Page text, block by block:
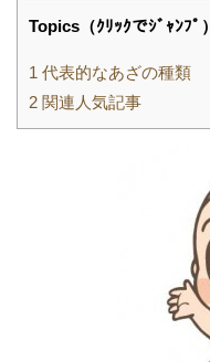
Topics（ｸﾘｯｸでｼﾞｬﾝﾌﾟ）
1 代表的なあざの種類
2 関連人気記事